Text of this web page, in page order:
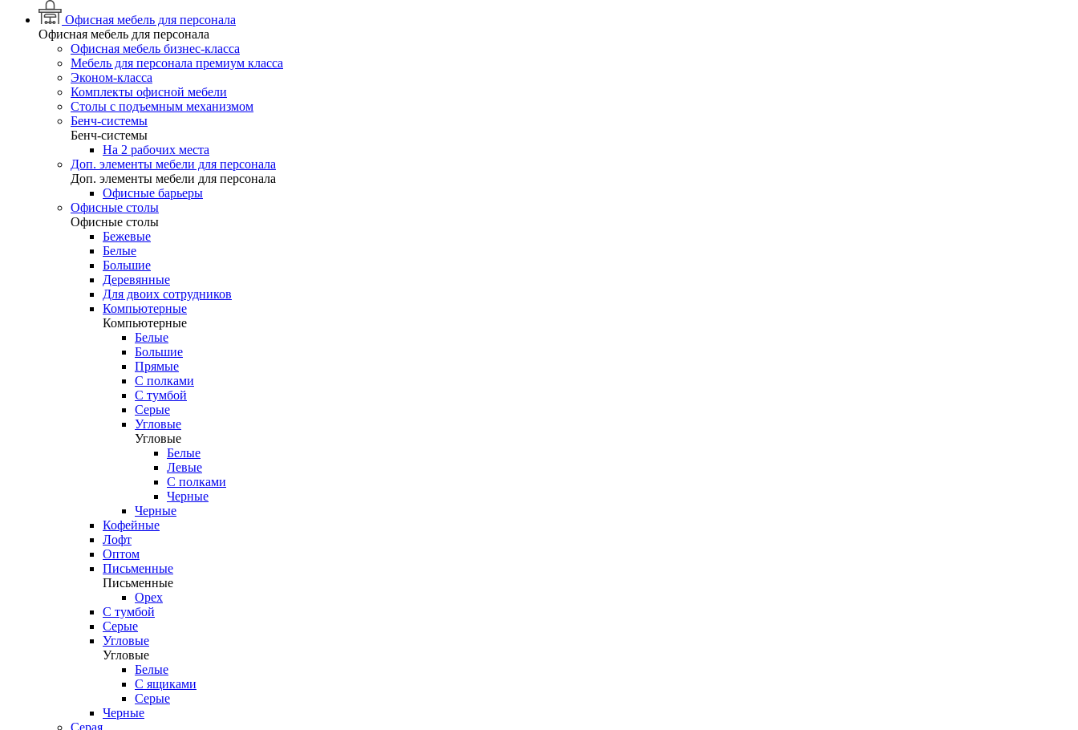
Офисная мебель для персонала
Офисная мебель для персонала
Офисная мебель бизнес-класса
Мебель для персонала премиум класса
Эконом-класса
Комплекты офисной мебели
Столы с подъемным механизмом
Бенч-системы
Бенч-системы
На 2 рабочих места
Доп. элементы мебели для персонала
Доп. элементы мебели для персонала
Офисные барьеры
Офисные столы
Офисные столы
Бежевые
Белые
Большие
Деревянные
Для двоих сотрудников
Компьютерные
Компьютерные
Белые
Большие
Прямые
С полками
С тумбой
Серые
Угловые
Угловые
Белые
Левые
С полками
Черные
Черные
Кофейные
Лофт
Оптом
Письменные
Письменные
Орех
С тумбой
Серые
Угловые
Угловые
Белые
С ящиками
Серые
Черные
Серая